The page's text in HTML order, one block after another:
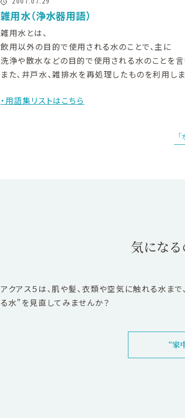
雑用水（浄水器用語）
雑用水とは、
飲用以外の目的で使用される水のことで、主に
洗浄や散水などの目的で使用される水のことを言
また、井戸水、雑排水を再処理したものを利用しま
・用語集リストはこちら
気にな
アクアス５は、肌や髪、衣類や空気に触れる水ま
る水”を見直してみませんか？
“家